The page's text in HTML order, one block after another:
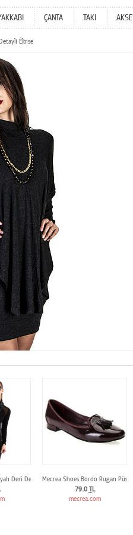
ÇANTA TAKI
Êlbise
Deri Detaylı TrikoMecrea Shoes Bordo Rugan
79.0 TL
mecrea.com